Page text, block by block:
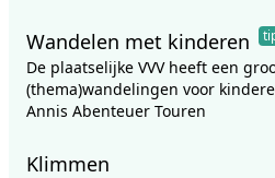
Wandelen met kinderen
De plaatselijke VVV heeft een
(thema)wandelingen voor
Annis Abenteuer Touren
Klimmen